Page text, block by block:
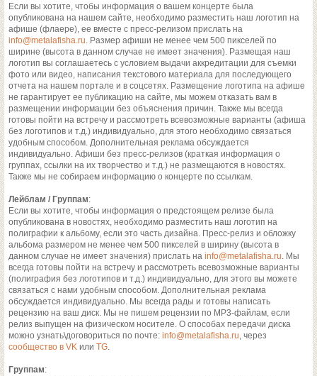
Если вы хотите, чтобы информация о вашем концерте была
опубликована на нашем сайте, необходимо разместить наш логотип на
афише (флаере), ее вместе с пресс-релизом прислать на
info@metalafisha.ru . Размер афиши не менее чем 500 пикселей по
ширине (высота в данном случае не имеет значения). Размещая наш
логотип вы соглашаетесь с условием выдачи аккредитации для съемки
фото или видео, написания текстового материала для последующего
отчета на нашем портале и в соцсетях. Размещение логотипа на афише
не гарантирует ее публикацию на сайте, мы можем отказать вам в
размещении информации без объяснения причин. Также мы всегда
готовы пойти на встречу и рассмотреть всевозможные варианты (афиша
без логотипов и т.д.) индивидуально, для этого необходимо связаться
удобным способом. Дополнительная реклама обсуждается
индивидуально. Афиши без пресс-релизов (краткая информация о
группах, ссылки на их творчество и т.д.) не размещаются в новостях.
Также мы не собираем информацию о концерте по ссылкам.
Лейблам / Группам:
Если вы хотите, чтобы информация о предстоящем релизе была
опубликована в новостях, необходимо разместить наш логотип на
полиграфии к альбому, если это часть дизайна. Пресс-релиз и обложку
альбома размером не менее чем 500 пикселей в ширину (высота в
данном случае не имеет значения) прислать на info@metalafisha.ru . Мы
всегда готовы пойти на встречу и рассмотреть всевозможные варианты
(полиграфия без логотипов и т.д.) индивидуально, для этого вы можете
связаться с нами удобным способом. Дополнительная реклама
обсуждается индивидуально. Мы всегда рады и готовы написать
рецензию на ваш диск. Мы не пишем рецензии по MP3-файлам, если
релиз выпущен на физическом носителе. О способах передачи диска
можно узнать\договориться по почте: info@metalafisha.ru , через
сообщество в VK или TG
Группам: